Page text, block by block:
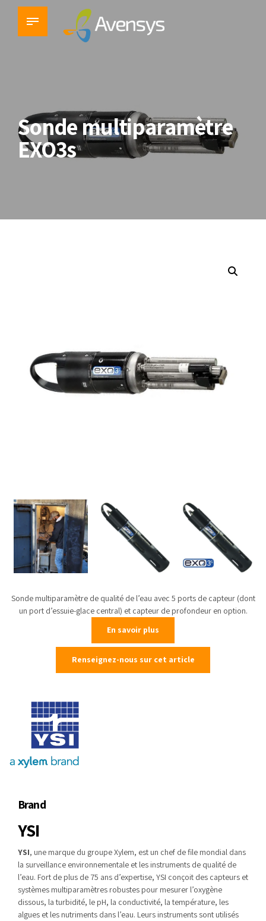
Sonde multiparamètre
EXO3s
Sonde multiparamètre de qualité de l’eau avec 5 ports de capteur (dont
un port d’essuie-glace central) et capteur de profondeur en option.
En savoir plus
Renseignez-nous sur cet article
Brand
YSI
YSI, une marque du groupe Xylem, est un chef de file mondial dans
la surveillance environnementale et les instruments de qualité de
l’eau. Fort de plus de 75 ans d’expertise, YSI conçoit des capteurs et
systèmes multiparamètres robustes pour mesurer l’oxygène
dissous, la turbidité, le pH, la conductivité, la température, les
algues et les nutriments dans l’eau. Leurs instruments sont utilisés